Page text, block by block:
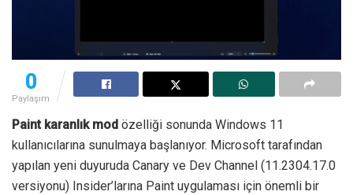
0
Paylaşım
Paint karanlık mod özelliği sonunda Windows 11
kullanıcılarına sunulmaya başlanıyor. Microsoft tarafından
yapılan yeni duyuruda Canary ve Dev Channel (11.2304.17.0
versiyonu) Insider’larına Paint uygulaması için önemli bir